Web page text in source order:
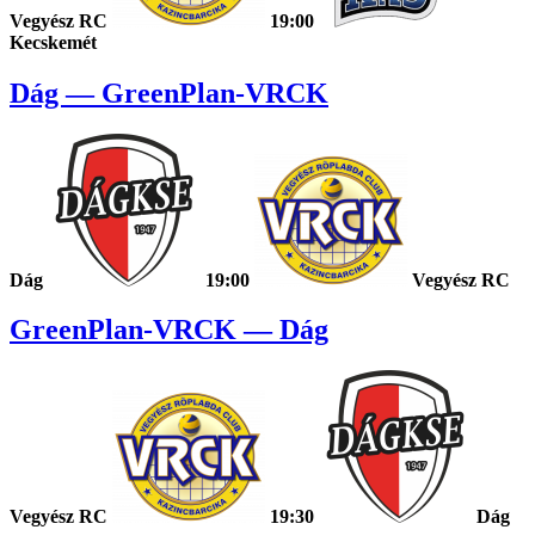
Vegyész RC
19:00
Kecskemét
Dág — GreenPlan-VRCK
Dág 19:00 Vegyész RC
GreenPlan-VRCK — Dág
Vegyész RC 19:30 Dág